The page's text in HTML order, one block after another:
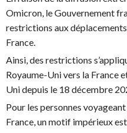
Omicron, le Gouvernement
restrictions aux
France.
Ainsi, des restrictions
Royaume-Uni vers la France
Uni depuis le 18 décembre
Pour les personnes
France, un motif impérieux